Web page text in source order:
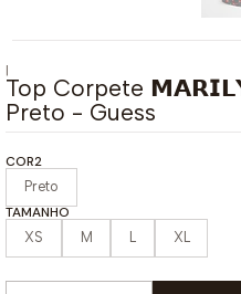
|
Top Corpete
Preto - Guess
COR2
Preto
TAMANHO
XS M L XL